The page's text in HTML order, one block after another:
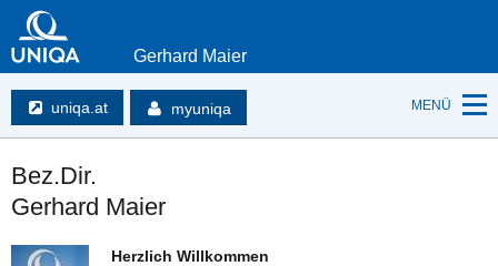
Gerhard Maier
uniqa.at myuniqa MENÜ
Bez.Dir.
Gerhard Maier
Herzlich Willkommen